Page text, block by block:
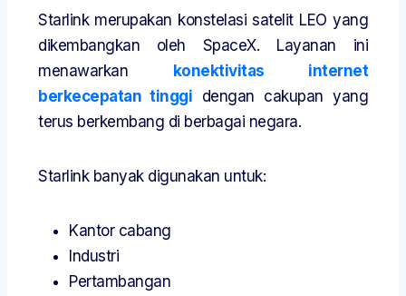
Starlink merupakan konstelasi satelit LEO yang
dikembangkan oleh SpaceX. Layanan ini
menawarkan konektivitas internet
berkecepatan tinggi dengan cakupan yang
terus berkembang di berbagai negara.
Starlink banyak digunakan untuk:
Kantor cabang
Industri
Pertambangan